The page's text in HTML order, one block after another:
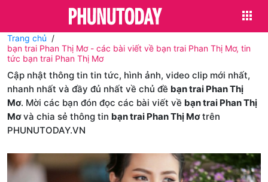
Trang chủ
bạn trai Phan Thị Mơ - các bài viết về bạn trai Phan Thị Mơ, tin
tức bạn trai Phan Thị Mơ
Cập nhật thông tin tin tức, hình ảnh, video clip mới nhất,
nhanh nhất và đầy đủ nhất về chủ đề bạn trai Phan Thị
Mơ. Mời các bạn đón đọc các bài viết về bạn trai Phan Thị
Mơvà chia sẻ thông tin bạn trai Phan Thị Mơtrên
PHUNUTODAY.VN